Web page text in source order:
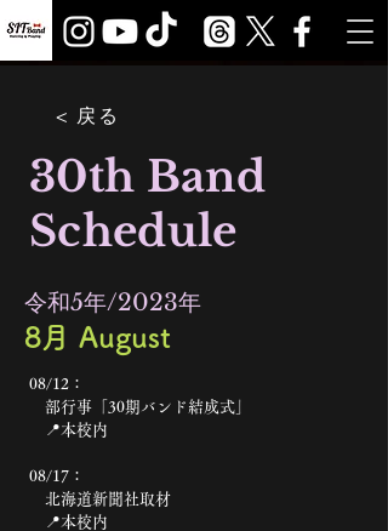
< 戻る
30th Band
Schedule
​令和5年/2023年
​8月 August
08/12：
部行事「30期バンド結成式」
📍本校内
08/17：
北海道新聞社取材
📍本校内